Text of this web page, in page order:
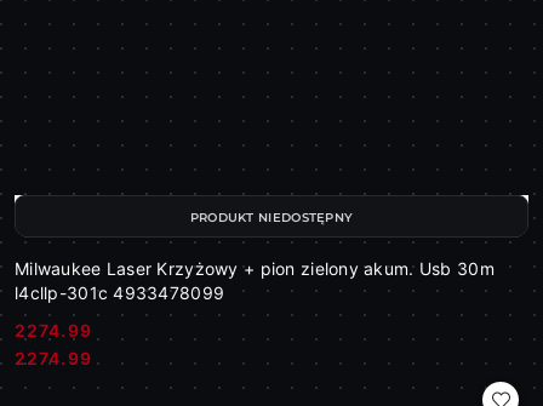
Milwaukee Laser Krzyżowy + pion zielony akum. Usb 30m
l4cllp-301c 4933478099
Cena:
2274.99
Cena:
2274.99
PRODUKT NIEDOSTĘPNY